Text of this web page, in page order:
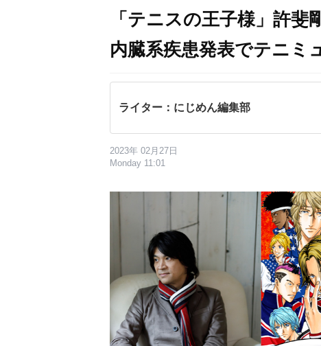
「テニスの王子様」許
内臓系疾患発表でテニミ
ライター：にじめん編集部
2023年 02月27日
Monday 11:01